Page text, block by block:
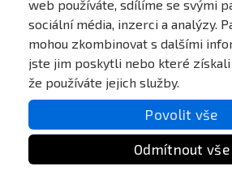
web používáte, sdílíme se svými
sociální média, inzerci a analýzy.
mohou zkombinovat s dalšími
jste jim poskytli nebo které získali
že používáte jejich služby.
Povolit vše
Odmítnout vše
ONLINE PLATEBNÍ